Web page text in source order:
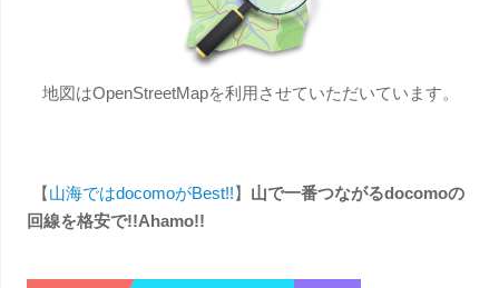
地図はOpenStreetMapを利用させていただいています。
【山海ではdocomoがBest!!】 山で一番つながるdocomoの
回線を格安で!!Ahamo!!